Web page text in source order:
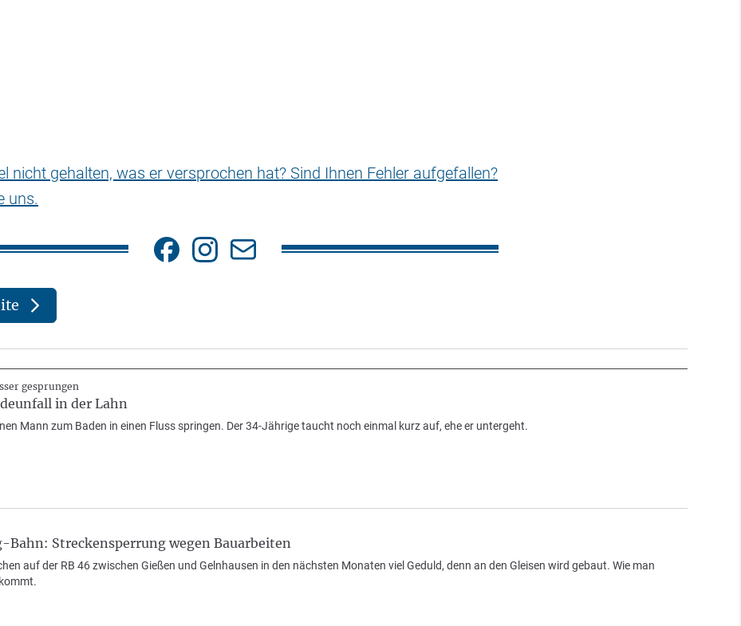
nicht gehalten, was er versprochen hat? Sind Ihnen Fehler aufgefallen?
uns.
gesprungen
in der Lahn
Mann zum Baden in einen Fluss springen. Der 34-Jährige taucht noch einmal kurz auf, ehe er untergeht.
Streckensperrung wegen Bauarbeiten
auf der RB 46 zwischen Gießen und Gelnhausen in den nächsten Monaten viel Geduld, denn an den Gleisen wird gebaut. Wie man